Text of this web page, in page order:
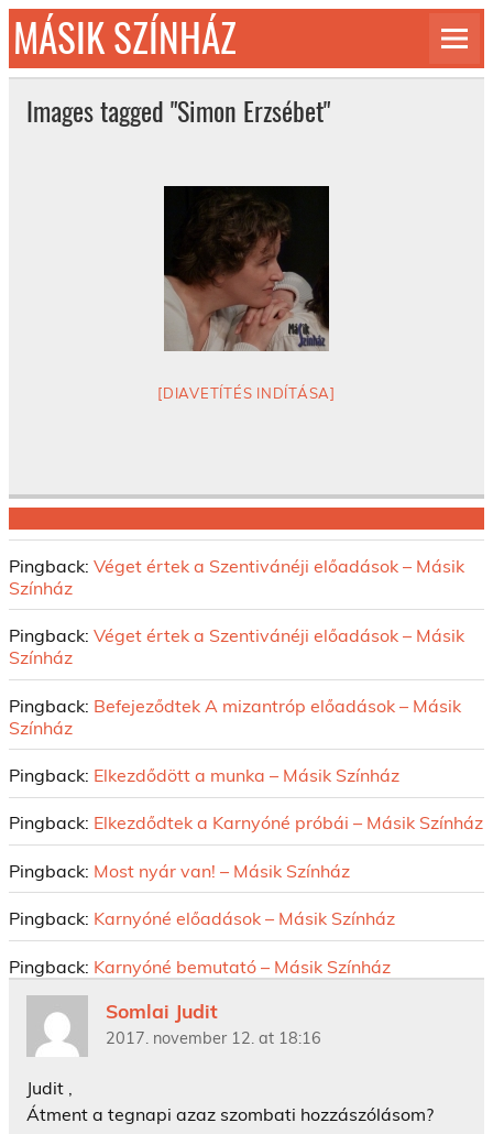
Skip
content
MÁSIK SZÍNHÁZ
© 1992-2026
Images tagged "Simon Erzsébet"
[DIAVETÍTÉS INDÍTÁSA]
Pingback: Véget értek a Szentivánéji előadások – Másik
Színház
Pingback: Véget értek a Szentivánéji előadások – Másik
Színház
Pingback: Befejeződtek A mizantróp előadások – Másik
Színház
Pingback: Elkezdődött a munka – Másik Színház
Pingback: Elkezdődtek a Karnyóné próbái – Másik Színház
Pingback: Most nyár van! – Másik Színház
Pingback: Karnyóné előadások – Másik Színház
Pingback: Karnyóné bemutató – Másik Színház
Somlai Judit
2017. november 12. at 18:16
Judit ,
Átment a tegnapi azaz szombati hozzászólásom?